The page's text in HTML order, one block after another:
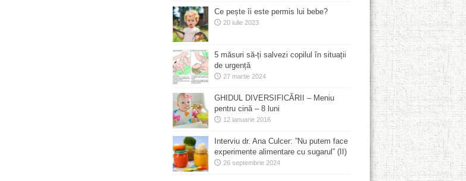
Ce pește îi este permis lui bebe?
20 iulie 2023
5 măsuri să-ți salvezi copilul în situații
de urgență
27 martie 2024
GHIDUL DIVERSIFICĂRII – Meniu
pentru cină – 8 luni
12 ianuarie 2016
Interviu dr. Ana Culcer: ”Nu putem face
experimente alimentare cu sugarul” (II)
26 septembrie 2024